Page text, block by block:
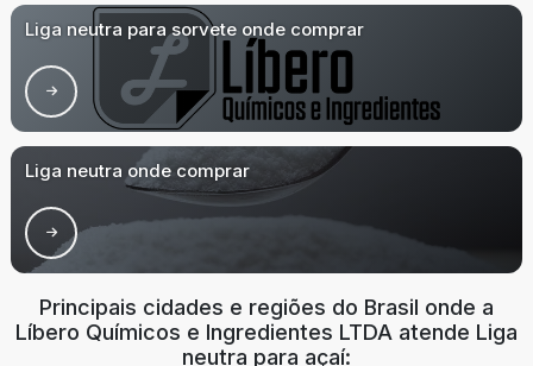
Liga neutra para sorvete onde comprar
Liga neutra onde comprar
Principais cidades e regiões do Brasil onde a
Líbero Químicos e Ingredientes LTDA atende Liga
neutra para açaí: